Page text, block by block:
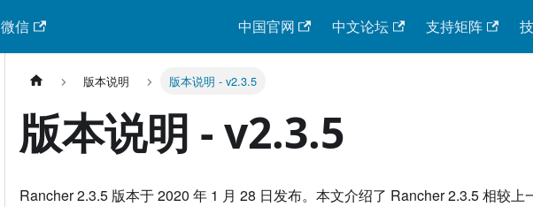
微信 中国官网 中文论坛 支持矩阵
版本说明 版本说明 - v2.3.5
版本说明 - v2.3.5
Rancher 2.3.5 版本于 2020 年 1 月 28 日发布。本文介绍了 Rancher 2.3.5 相较上